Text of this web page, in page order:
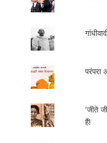
परंपरा
‘जीते
हैं!